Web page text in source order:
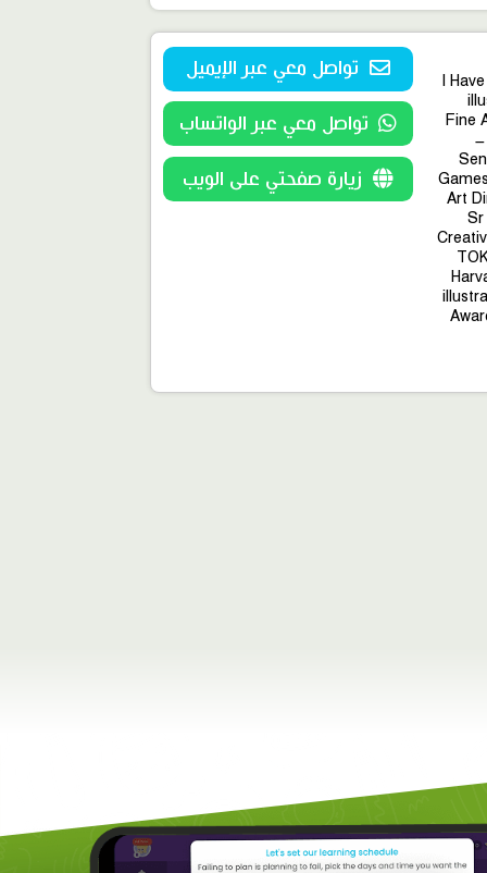
I
Fine
–
Art
Sr
تواصل معي عبر الإيميل
تواصل معي عبر الواتساب
زيارة صفحتي على الويب